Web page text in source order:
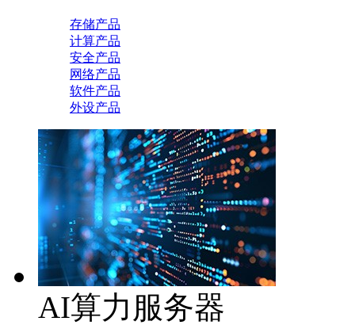
存储产品
计算产品
安全产品
网络产品
软件产品
外设产品
AI算力服务器